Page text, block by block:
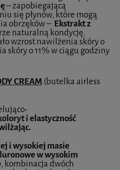
– zapobiegającą
się płynów, które mogą
obrzęków – Ekstrakt z
naturalną kondycję.
wzrost nawilżenia skóry o
skóry o 11% w ciągu godziny
CREAM(butelka airless
i elastyczność
i wysokiej masie
w wysokim
, kombinacja dwóch